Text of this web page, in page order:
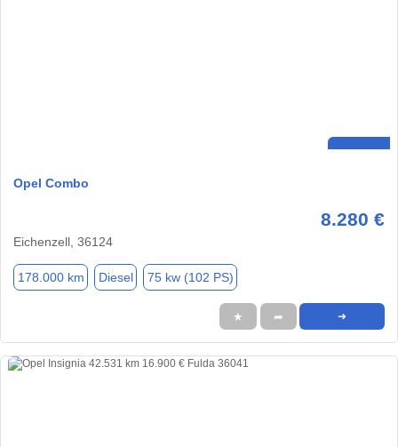
Opel Combo
8.280 €
Eichenzell, 36124
178.000 km Diesel 75 kw (102 PS)
★ ➦ ➜